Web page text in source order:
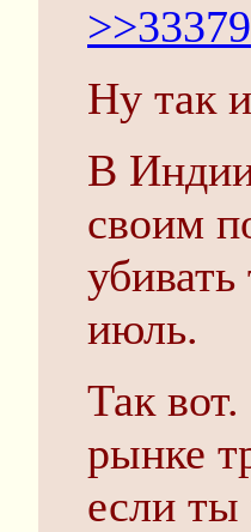
>>33379
Ну так
В
своим
июль.
Так
рынке
если ты